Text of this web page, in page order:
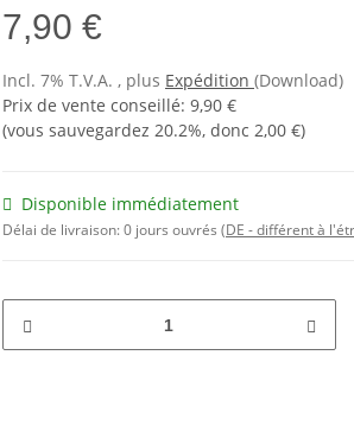
7,90 €
Incl. 7% T.V.A. , plus Expédition (Download)
Prix de vente conseillé: 9,90 €
(vous sauvegardez 20.2%, donc 2,00 €)
Disponible immédiatement
Délai de livraison:0 jours ouvrés (DE - différent à